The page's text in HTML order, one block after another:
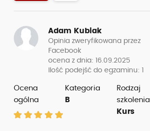
Adam Kubiak
Opinia zweryfikowana przez
Facebook
ocena z dnia: 16.09.2025
Ilość podejść do egzaminu: 1
Ocena
ogólna
Kategoria
B
Rodzaj
szkolenia
Kurs